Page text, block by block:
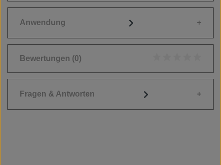
Anwendung
Bewertungen (0)
Fragen & Antworten